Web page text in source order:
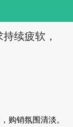
续疲软，
购销氛围清淡。